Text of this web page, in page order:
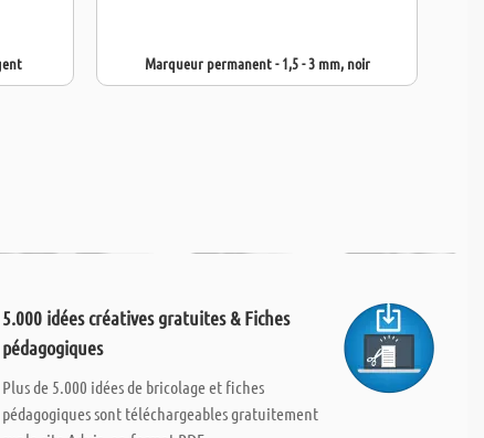
Marqueur permanent - 1,5 - 3 mm, noir
5.000 idées créatives gratuites & Fiches
pédagogiques
Plus de 5.000 idées de bricolage et fiches
pédagogiques sont téléchargeables gratuitement